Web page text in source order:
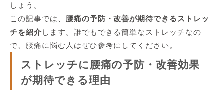
しょう。
この記事では、 腰痛の予防・改善が期待できるストレッ
チを紹介 します。誰でもできる簡単なストレッチなの
で、腰痛に悩む人はぜひ参考にしてください。
ストレッチに腰痛の予防・改善効果
が期待できる理由